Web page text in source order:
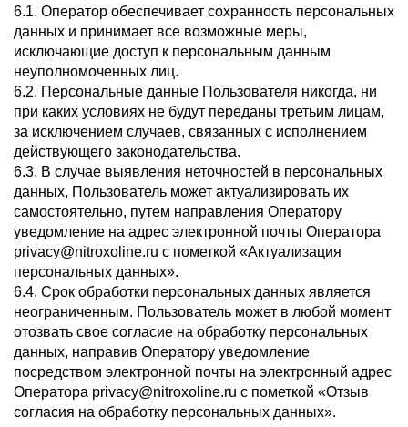
6.1. Оператор обеспечивает сохранность персональных
данных и принимает все возможные меры,
исключающие доступ к персональным данным
неуполномоченных лиц.
6.2. Персональные данные Пользователя никогда, ни
при каких условиях не будут переданы третьим лицам,
за исключением случаев, связанных с исполнением
действующего законодательства.
6.3. В случае выявления неточностей в персональных
данных, Пользователь может актуализировать их
самостоятельно, путем направления Оператору
уведомление на адрес электронной почты Оператора
privacy@nitroxoline.ru с пометкой «Актуализация
персональных данных».
6.4. Срок обработки персональных данных является
неограниченным. Пользователь может в любой момент
отозвать свое согласие на обработку персональных
данных, направив Оператору уведомление
посредством электронной почты на электронный адрес
Оператора privacy@nitroxoline.ru с пометкой «Отзыв
согласия на обработку персональных данных».